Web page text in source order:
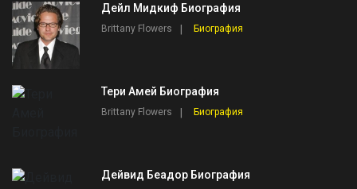
Дейл Мидкиф Биография
Brittany Flowers Биография
Тери Амей Биография
Brittany Flowers Биография
Дейвид Беадор Биография